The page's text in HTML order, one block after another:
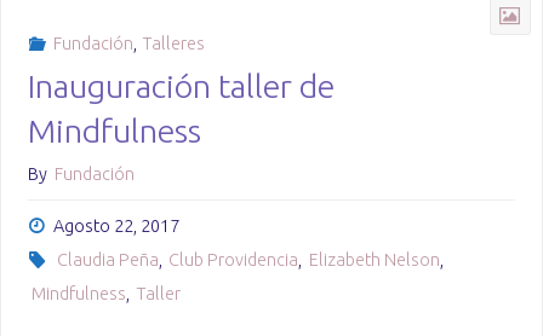
Fundación, Talleres
Inauguración taller de
Mindfulness
By Fundación
Agosto 22, 2017
Claudia Peña
Club Providencia Elizabeth Nelson
Mindfulness
Taller